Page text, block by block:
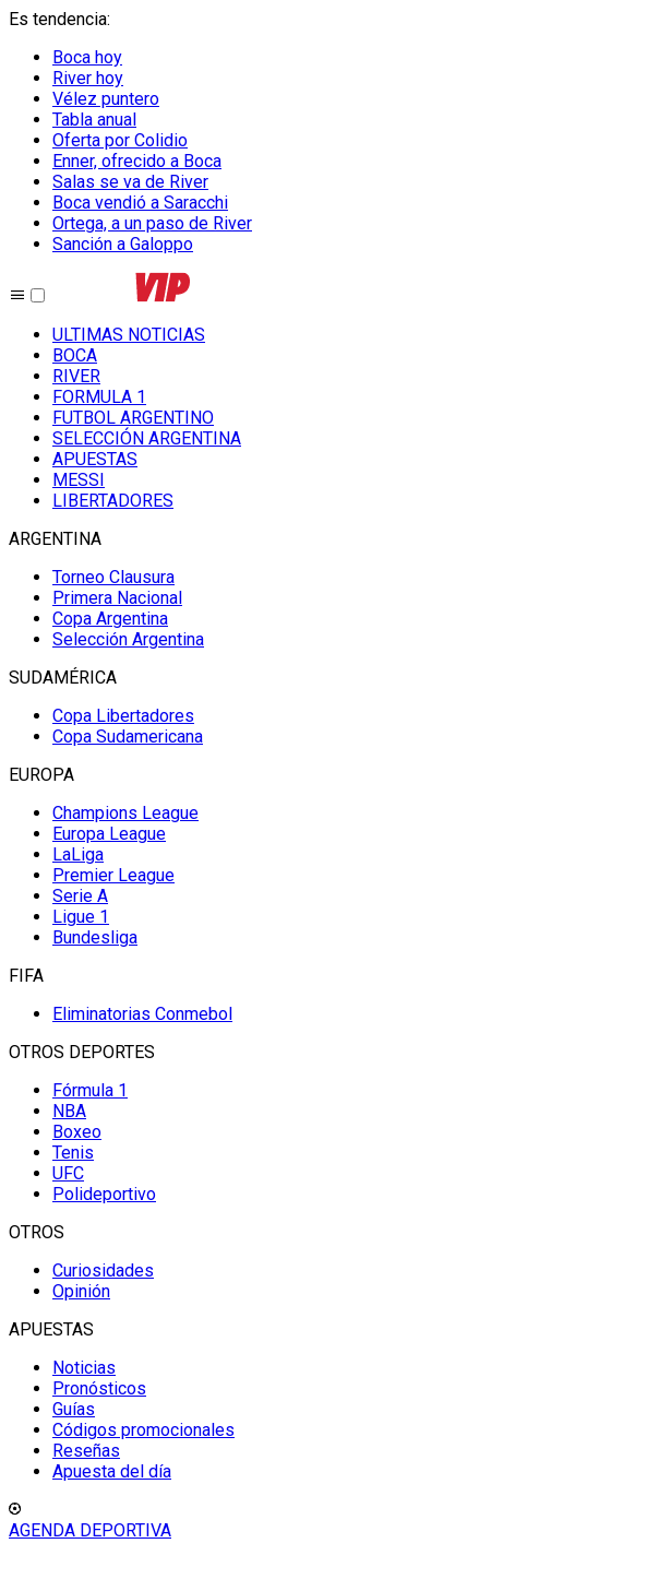
Es tendencia:
Boca hoy
River hoy
Vélez puntero
Tabla anual
Oferta por Colidio
Enner, ofrecido a Boca
Salas se va de River
Boca vendió a Saracchi
Ortega, a un paso de River
Sanción a Galoppo
ULTIMAS NOTICIAS
BOCA
RIVER
FORMULA 1
FUTBOL ARGENTINO
SELECCIÓN ARGENTINA
APUESTAS
MESSI
LIBERTADORES
ARGENTINA
Torneo Clausura
Primera Nacional
Copa Argentina
Selección Argentina
SUDAMÉRICA
Copa Libertadores
Copa Sudamericana
EUROPA
Champions League
Europa League
LaLiga
Premier League
Serie A
Ligue 1
Bundesliga
FIFA
Eliminatorias Conmebol
OTROS DEPORTES
Fórmula 1
NBA
Boxeo
Tenis
UFC
Polideportivo
OTROS
Curiosidades
Opinión
APUESTAS
Noticias
Pronósticos
Guías
Códigos promocionales
Reseñas
Apuesta del día
AGENDA DEPORTIVA